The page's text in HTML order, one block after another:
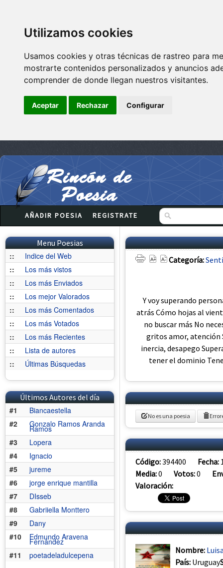
Utilizamos cookies
Usamos cookies y otras técnicas de rastreo para
mostrarte contenidos personalizados y anuncios
comprender de donde llegan nuestros visitantes.
Aceptar Rechazar Configurar
AÑADIR POESIA REGISTRATE
Menu Poesias
::
Indice del Web
::
Los más vistos
::
Los más Enviados
::
Los mejor Valorados
::
Los más Comentados
::
Los más Votados
::
Los más Recientes
::
Lista de autores
::
Últimas Búsquedas
Últimos Autores del día
#1
Biancaestella
#2
Gonzalo Ramos Aranda
Ramos
#3
Lopera
#4
Ignacio
#5
jureme
#6
jorge enrique mantilla
#7
DIsseb
#8
Gabriiella Monttero
#9
Dany
#10
Edmundo Aravena
Fernández
#11
poetadeladulcepena
Categoría:
Y voy superando
atrás Cómo hojas al
no buscar más No
gritos amor, atención
inercia, desapego
tener el dominio
No es una poesia
Código:394400 Fecha:
Media:0 Votos:0
Valoración:
Nombre:
País: Uruguay